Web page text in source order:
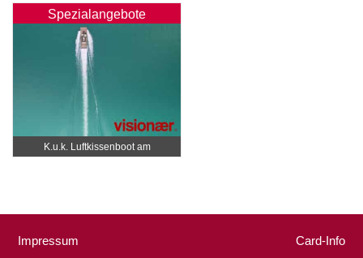
Spezialangebote
K.u.k. Luftkissenboot am
Wörthersee
Impressum Card-Info